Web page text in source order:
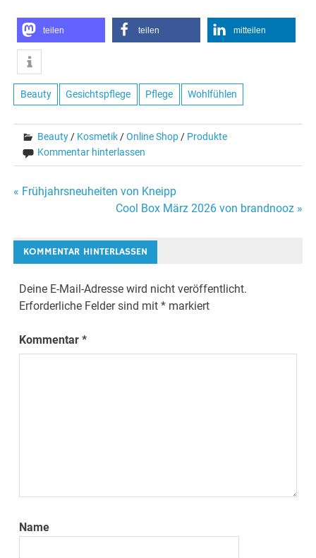
teilen teilen mitteilen
Beauty Gesichtspflege Pflege Wohlfühlen
Beauty/ Kosmetik/Online Shop/ Produkte
Kommentar hinterlassen
Beitragsnavigation
« Frühjahrsneuheiten von Kneipp
Cool Box März 2026 von brandnooz »
KOMMENTAR HINTERLASSEN
Deine E-Mail-Adresse wird nicht veröffentlicht.
Erforderliche Felder sind mit* markiert
Kommentar*
Name